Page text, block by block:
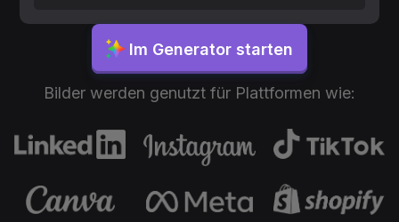
Im Generator starten
Bilder werden genutzt für Plattformen wie: